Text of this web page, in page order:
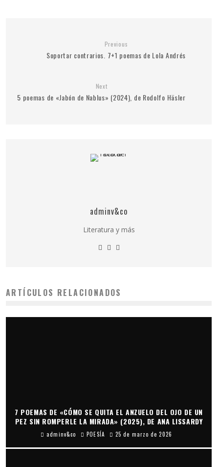
Previous
Soportar contrarios. 7+1 poemas de Lola Andrés
Next
5 poemas de «Jabón de Nablus» (2024), de Rodolfo Häsler
adminv&co
Literatura y más
ARTÍCULOS RELACIONADOS
7 POEMAS DE «CÓMO SE QUITA EL ANZUELO DEL OJO DE UN
PEZ SIN ROMPERLE LA MIRADA» (2025), DE ANA LISSARDY
adminv&co POESÍA 25 de marzo de 2026